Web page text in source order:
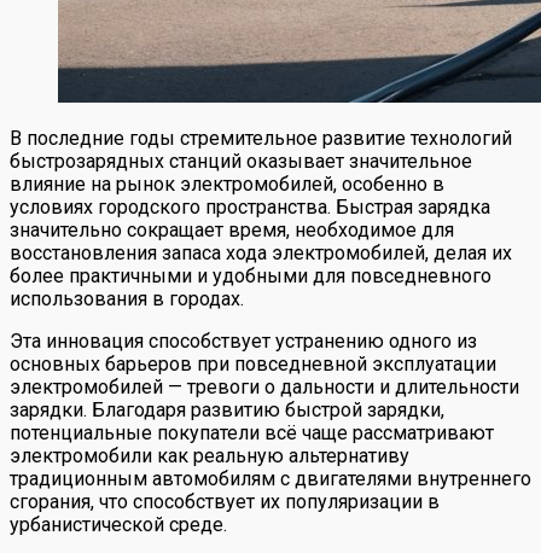
В последние годы стремительное развитие технологий
быстрозарядных станций оказывает значительное
влияние на рынок электромобилей, особенно в
условиях городского пространства. Быстрая зарядка
значительно сокращает время, необходимое для
восстановления запаса хода электромобилей, делая их
более практичными и удобными для повседневного
использования в городах.
Эта инновация способствует устранению одного из
основных барьеров при повседневной эксплуатации
электромобилей — тревоги о дальности и длительности
зарядки. Благодаря развитию быстрой зарядки,
потенциальные покупатели всё чаще рассматривают
электромобили как реальную альтернативу
традиционным автомобилям с двигателями внутреннего
сгорания, что способствует их популяризации в
урбанистической среде.